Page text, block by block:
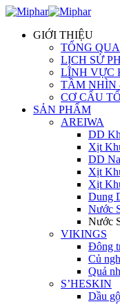
GIỚI THIỆU
TỔNG
LỊCH SỬ
LĨNH VỰC
TẦM NHÌN
CƠ CẤU
SẢN PHẨM
AREIWA
DD
Xịt
DD
Xịt
Xịt
Dung
Nước
Nước
VIKINGS
Đông
Củ
Quả
S’HESKIN
Dầu